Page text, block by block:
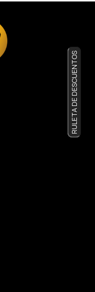
RULETA DE DESCUENTOS